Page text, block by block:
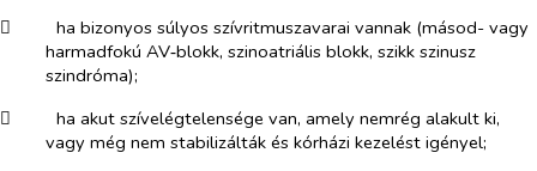
​
ha bizonyos súlyos szívritmuszavarai vannak (másod- vagy
harmadfokú AV‑blokk, szinoatriális blokk, szikk szinusz
szindróma);
​
ha akut szívelégtelensége van, amely nemrég alakult ki,
vagy még nem stabilizálták és kórházi kezelést igényel;